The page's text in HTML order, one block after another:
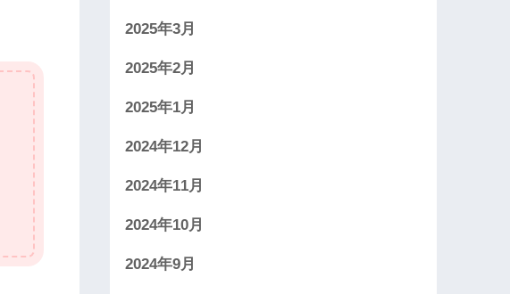
2025年3月
2025年2月
2025年1月
2024年12月
2024年11月
2024年10月
2024年9月